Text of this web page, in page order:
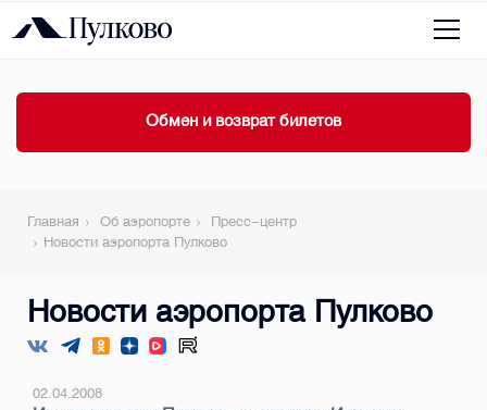
Обмен и возврат билетов
Главная Об аэропорте
Пресс-центр
Новости аэропорта Пулково
Новости аэропорта Пулково
02.04.2008